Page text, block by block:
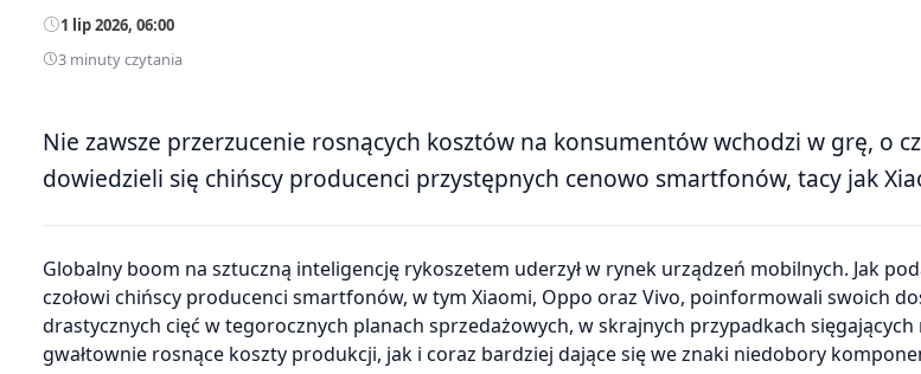
1 lip 2026, 06:00
3 minuty czytania
Nie zawsze przerzucenie rosnących kosztów na konsumentów wchodzi w grę, o
dowiedzieli się chińscy producenci przystępnych cenowo smartfonów, tacy jak
Globalny boom na sztuczną inteligencję rykoszetem uderzył w rynek urządzeń mobilnych. Jak
czołowi chińscy producenci smartfonów, w tym Xiaomi, Oppo oraz Vivo, poinformowali swoich
drastycznych cięć w tegorocznych planach sprzedażowych, w skrajnych przypadkach sięgających
gwałtownie rosnące koszty produkcji, jak i coraz bardziej dające się we znaki niedobory